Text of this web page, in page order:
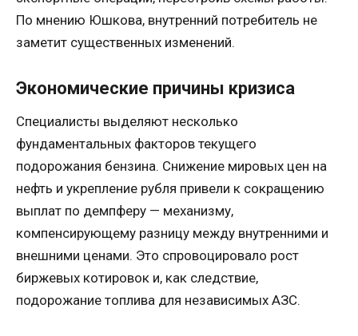
По мнению Юшкова, внутренний потребитель не
заметит существенных изменений.
Экономические причины кризиса
Специалисты выделяют несколько
фундаментальных факторов текущего
подорожания бензина. Снижение мировых цен на
нефть и укрепление рубля привели к сокращению
выплат по демпферу — механизму,
компенсирующему разницу между внутренними и
внешними ценами. Это спровоцировало рост
биржевых котировок и, как следствие,
подорожание топлива для независимых АЗС.